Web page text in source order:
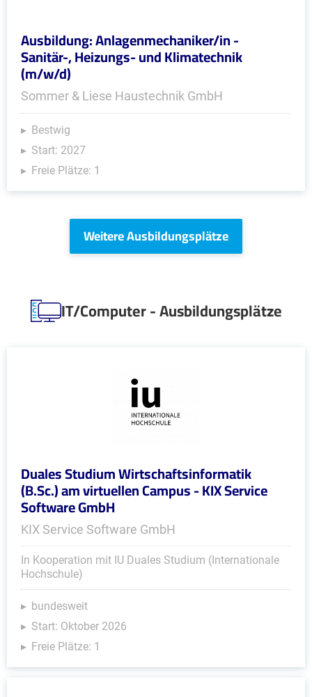
Ausbildung: Anlagenmechaniker/in -
Sanitär-, Heizungs- und Klimatechnik
(m/w/d)
Sommer & Liese Haustechnik GmbH
Bestwig
Start: 2027
Freie Plätze: 1
Weitere Ausbildungsplätze
IT/Computer - Ausbildungsplätze
Duales Studium Wirtschaftsinformatik
(B.Sc.) am virtuellen Campus - KIX Service
Software GmbH
KIX Service Software GmbH
In Kooperation mit IU Duales Studium (Internationale
Hochschule)
bundesweit
Start: Oktober 2026
Freie Plätze: 1